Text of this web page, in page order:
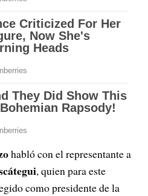
habló con el representante a
, quien para este
como presidente de la